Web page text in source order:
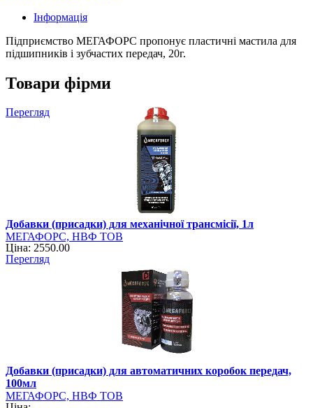
Інформація
Підприємство МЕГАФОРС пропонує пластичні мастила для
підшипників і зубчастих передач, 20г.
Товари фірми
Перегляд
Добавки (присадки) для механічної трансмісії, 1л
МЕГАФОРС, НВФ ТОВ
Ціна: 2550.00
Перегляд
Добавки (присадки) для автоматичних коробок передач,
100мл
МЕГАФОРС, НВФ ТОВ